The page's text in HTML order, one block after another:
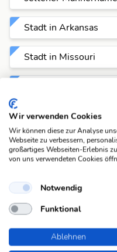
Stadt in Arkansas
Stadt in Missouri
Stadt in Tennessee
Stadt in Texas
techn.
Widerstandsgruppe
Tricktintenfisch
Wir verwenden Cookies
Wir können diese zur Analyse
Webseite zu verbessern,
großartiges Webseiten-Erlebnis
von uns verwendeten Cookies
Notwendig
Funktional
Ablehnen